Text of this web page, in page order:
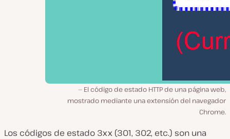
El código de estado HTTP de una página web,
mostrado mediante una extensión del navegador
Chrome.
Los códigos de estado 3xx (301, 302, etc.) son una